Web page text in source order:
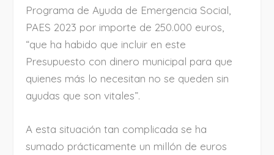
Programa de Ayuda de Emergencia Social,
PAES 2023 por importe de 250.000 euros,
“que ha habido que incluir en este
Presupuesto con dinero municipal para que
quienes más lo necesitan no se queden sin
ayudas que son vitales”.
A esta situación tan complicada se ha
sumado prácticamente un millón de euros